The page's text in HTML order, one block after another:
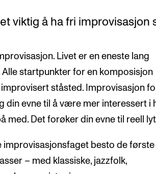
viktig å ha fri improvisasjon
Livet er en eneste lang
Alle startpunkter for en komposisjon
ståsted. Improvisasjon
din evne til å være mer interessert i
med. Det forøker din evne til reell
improvisasjonsfaget besto de første
– med klassiske, jazzfolk,